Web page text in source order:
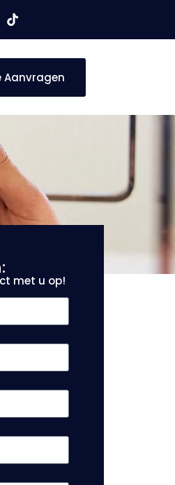
Aanvragen
met u op!